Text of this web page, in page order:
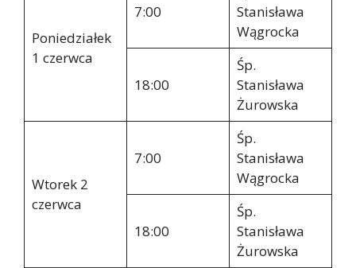
Poniedziałek
1 czerwca
7:00
Stanisława
Wągrocka
18:00
Śp.
Stanisława
Żurowska
Wtorek 2
czerwca
7:00
Śp.
Stanisława
Wągrocka
18:00
Śp.
Stanisława
Żurowska